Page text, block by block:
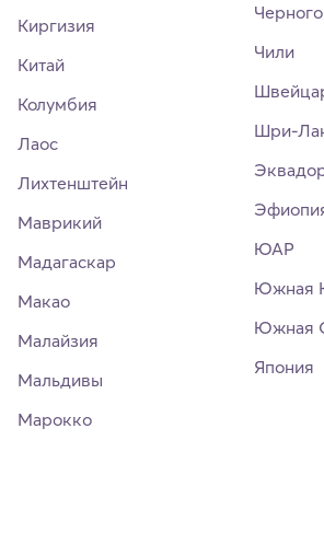
Киргизия
Китай
Колумбия
Лаос
Лихтенштейн
Маврикий
Мадагаскар
Макао
Малайзия
Мальдивы
Марокко
Чили
Шри-
ЮАР
Южная
Южная
Япония